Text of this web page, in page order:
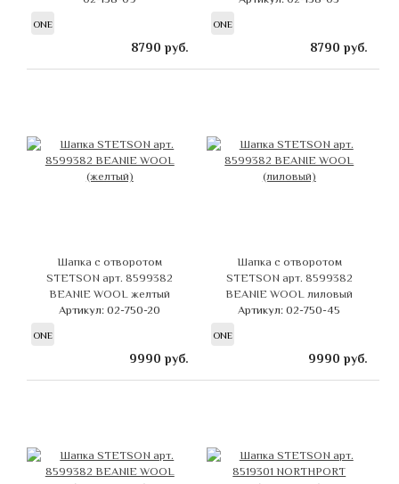
ONE
8790 руб.
ONE
8790 руб.
Шапка с отворотом
STETSON арт. 8599382
BEANIE WOOL желтый
Артикул: 02-750-20
ONE
9990 руб.
Шапка с отворотом
STETSON арт. 8599382
BEANIE WOOL лиловый
Артикул: 02-750-45
ONE
9990 руб.